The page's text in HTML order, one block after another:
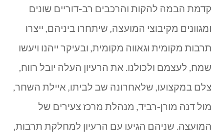
קדמת הבמה להקות והרכבים רב-דוריים שונים
ומגוונים מקיבוצי המועצה, שיתחרו ביניהם, ייצרו
תרבות מקומית וגאווה מקומית, ובעיקר ייהנו ויעשו
שמח, לעצמם ולכולנו. את הרעיון העלה יובל רווח,
צלם במקצועו, שלאחרונה שב לביתו, איילת השחר,
מול דנה מורן-רביד, מנהלת מרכז צעירים של
המועצה. שניהם הגיעו עם הרעיון למחלקת תרבות,